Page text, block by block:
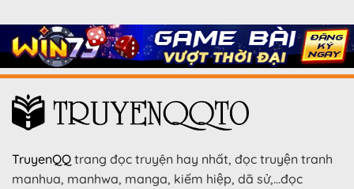
TruyenQQ trang đọc truyện hay nhất, đọc truyện tranh
manhua, manhwa, manga, kiếm hiệp, dã sử,…đọc